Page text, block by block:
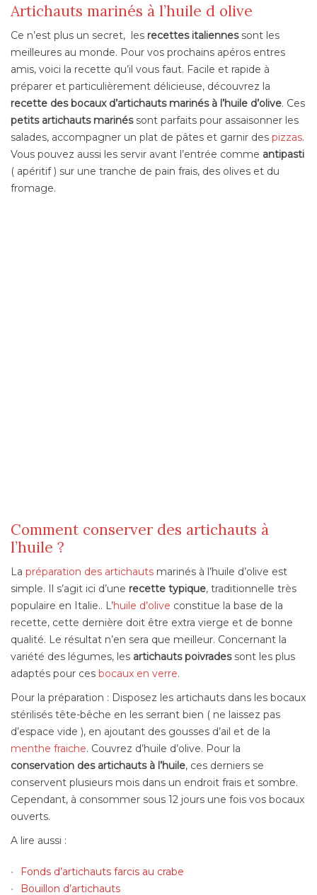
Artichauts marinés à l’huile d olive
Ce n’est plus un secret, les recettes italiennessont les
meilleures au monde. Pour vos prochains apéros entres
amis, voici la recette qu’il vous faut. Facile et rapide à
préparer et particulièrement délicieuse, découvrez la
recette des bocaux d’artichauts marinés à l’huile d’olive. Ces
petits artichauts marinéssont parfaits pour assaisonner les
salades, accompagner un plat de pâtes et garnir des pizzas.
Vous pouvez aussi les servir avant l’entrée comme antipasti
( apéritif ) sur une tranche de pain frais, des olives et du
fromage.
Comment conserver des artichauts à
l’huile ?
La préparation des artichauts marinés à l’huile d’olive est
simple. Il s’agit ici d’une recette typique, traditionnelle très
populaire en Italie.. L’huile d’olive constitue la base de la
recette, cette dernière doit être extra vierge et de bonne
qualité. Le résultat n’en sera que meilleur. Concernant la
variété des légumes, les artichauts poivradessont les plus
adaptés pour ces bocaux en verre.
Pour la préparation : Disposez les artichauts dans les bocaux
stérilisés tête-bêche en les serrant bien ( ne laissez pas
d’espace vide ), en ajoutant des gousses d’ail et de la
menthe fraiche. Couvrez d’huile d’olive. Pour la
conservation des artichauts à l’huile, ces derniers se
conservent plusieurs mois dans un endroit frais et sombre.
Cependant, à consommer sous 12 jours une fois vos bocaux
ouverts.
A lire aussi :
Fonds d’artichauts farcis au crabe
Bouillon d’artichauts